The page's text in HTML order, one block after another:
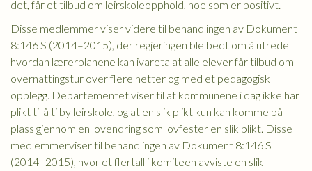
det, får et tilbud om leirskoleopphold, noe som er positivt.
Disse medlemmer viser videre til behandlingen av Dokument
8:146 S (2014–2015), der regjeringen ble bedt om å utrede
hvordan lærerplanene kan ivareta at alle elever får tilbud om
overnattingstur over flere netter og med et pedagogisk
opplegg. Departementet viser til at kommunene i dag ikke har
plikt til å tilby leirskole, og at en slik plikt kun kan komme på
plass gjennom en lovendring som lovfester en slik plikt. Disse
medlemmerviser til behandlingen av Dokument 8:146 S
(2014–2015), hvor et flertall i komiteen avviste en slik